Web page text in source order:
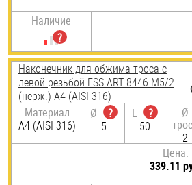
Наличие
Наконечник для обжима троса с
левой резьбой ESS ART 8446 М5/2
(нерж.) A4 (AISI 316)
Материал
A4 (AISI 316)
Ø
?
5
L
?
50
Ø
2
Цена:
339.11